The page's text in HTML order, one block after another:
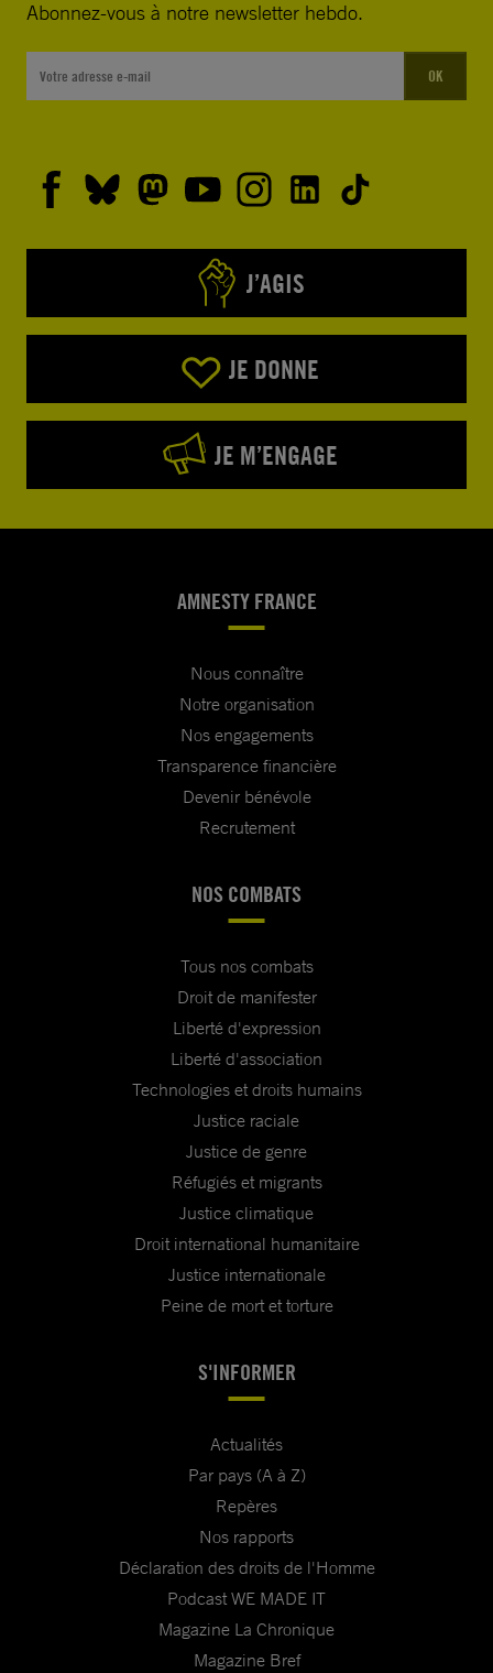
Abonnez-vous à notre newsletter hebdo.
OK
J’AGIS
JE DONNE
JE M’ENGAGE
AMNESTY FRANCE
Nous connaître
Notre organisation
Nos engagements
Transparence financière
Devenir bénévole
Recrutement
NOS COMBATS
Tous nos combats
Droit de manifester
Liberté d'expression
Liberté d'association
Technologies et droits humains
Justice raciale
Justice de genre
Réfugiés et migrants
Justice climatique
Droit international humanitaire
Justice internationale
Peine de mort et torture
S'INFORMER
Actualités
Par pays (A à Z)
Repères
Nos rapports
Déclaration des droits de l'Homme
Podcast WE MADE IT
Magazine La Chronique
Magazine Bref